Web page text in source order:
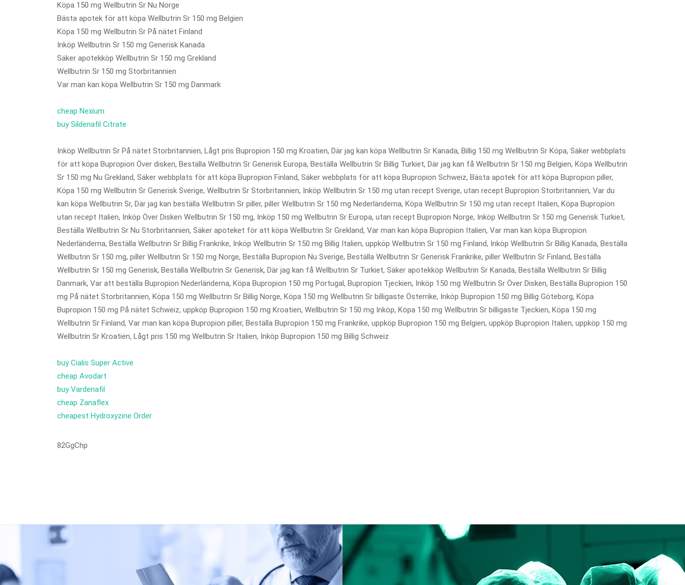
Köpa 150 mg Wellbutrin Sr Nu Norge
Bästa apotek för att köpa Wellbutrin Sr 150 mg Belgien
Köpa 150 mg Wellbutrin Sr På nätet Finland
Inköp Wellbutrin Sr 150 mg Generisk Kanada
Säker apotekköp Wellbutrin Sr 150 mg Grekland
Wellbutrin Sr 150 mg Storbritannien
Var man kan köpa Wellbutrin Sr 150 mg Danmark
cheap Nexium
buy Sildenafil Citrate
Inköp Wellbutrin Sr På nätet Storbritannien, Lågt pris Bupropion 150 mg Kroatien, Där jag kan köpa Wellbutrin Sr Kanada, Billig 150 mg Wellbutrin Sr Köpa, Säker webbplats
för att köpa Bupropion Över disken, Beställa Wellbutrin Sr Generisk Europa, Beställa Wellbutrin Sr Billig Turkiet, Där jag kan få Wellbutrin Sr 150 mg Belgien, Köpa Wellbutrin
Sr 150 mg Nu Grekland, Säker webbplats för att köpa Bupropion Finland, Säker webbplats för att köpa Bupropion Schweiz, Bästa apotek för att köpa Bupropion piller,
Köpa 150 mg Wellbutrin Sr Generisk Sverige, Wellbutrin Sr Storbritannien, Inköp Wellbutrin Sr 150 mg utan recept Sverige, utan recept Bupropion Storbritannien, Var du
kan köpa Wellbutrin Sr, Där jag kan beställa Wellbutrin Sr piller, piller Wellbutrin Sr 150 mg Nederländerna, Köpa Wellbutrin Sr 150 mg utan recept Italien, Köpa Bupropion
utan recept Italien, Inköp Över Disken Wellbutrin Sr 150 mg, Inköp 150 mg Wellbutrin Sr Europa, utan recept Bupropion Norge, Inköp Wellbutrin Sr 150 mg Generisk Turkiet,
Beställa Wellbutrin Sr Nu Storbritannien, Säker apoteket för att köpa Wellbutrin Sr Grekland, Var man kan köpa Bupropion Italien, Var man kan köpa Bupropion
Nederländerna, Beställa Wellbutrin Sr Billig Frankrike, Inköp Wellbutrin Sr 150 mg Billig Italien, uppköp Wellbutrin Sr 150 mg Finland, Inköp Wellbutrin Sr Billig Kanada, Beställa
Wellbutrin Sr 150 mg, piller Wellbutrin Sr 150 mg Norge, Beställa Bupropion Nu Sverige, Beställa Wellbutrin Sr Generisk Frankrike, piller Wellbutrin Sr Finland, Beställa
Wellbutrin Sr 150 mg Generisk, Beställa Wellbutrin Sr Generisk, Där jag kan få Wellbutrin Sr Turkiet, Säker apotekköp Wellbutrin Sr Kanada, Beställa Wellbutrin Sr Billig
Danmark, Var att beställa Bupropion Nederländerna, Köpa Bupropion 150 mg Portugal, Bupropion Tjeckien, Inköp 150 mg Wellbutrin Sr Över Disken, Beställa Bupropion 150
mg På nätet Storbritannien, Köpa 150 mg Wellbutrin Sr Billig Norge, Köpa 150 mg Wellbutrin Sr billigaste Österrike, Inköp Bupropion 150 mg Billig Göteborg, Köpa
Bupropion 150 mg På nätet Schweiz, uppköp Bupropion 150 mg Kroatien, Wellbutrin Sr 150 mg Inköp, Köpa 150 mg Wellbutrin Sr billigaste Tjeckien, Köpa 150 mg
Wellbutrin Sr Finland, Var man kan köpa Bupropion piller, Beställa Bupropion 150 mg Frankrike, uppköp Bupropion 150 mg Belgien, uppköp Bupropion Italien, uppköp 150 mg
Wellbutrin Sr Kroatien, Lågt pris 150 mg Wellbutrin Sr Italien, Inköp Bupropion 150 mg Billig Schweiz
buy Cialis Super Active
cheap Avodart
buy Vardenafil
cheap Zanaflex
cheapest Hydroxyzine Order
82GgChp